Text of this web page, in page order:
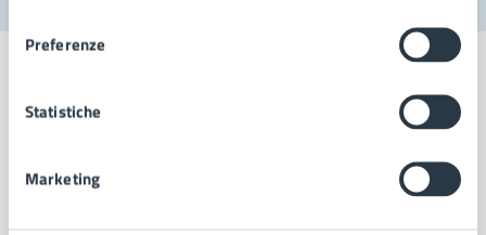
Preferenze
Statistiche
Marketing